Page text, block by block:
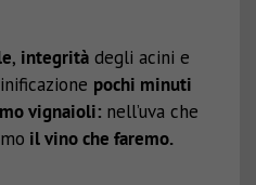
, integrità degli acini e
pochi minuti
vignaioli: nell’uva che
il vino che faremo.